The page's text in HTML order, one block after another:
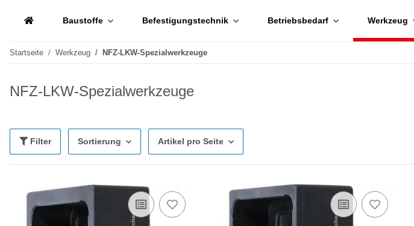
Baustoffe Befestigungstechnik Betriebsbedarf Werkzeug
Startseite Werkzeug NFZ-LKW-Spezialwerkzeuge
NFZ-LKW-Spezialwerkzeuge
Filter Sortierung Artikel pro Seite